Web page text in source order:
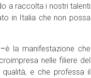
a raccolta i nostri talenti
in Italia che non possa
è la manifestazione che
nelle filiere del
e che professa il